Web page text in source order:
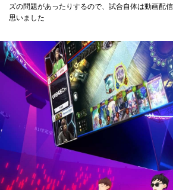
ズの問題があったりするので、試合自体は動画配
思いました